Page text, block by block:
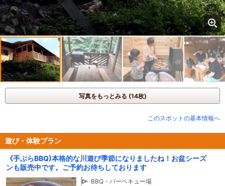
写真をもっとみる (14枚)
このスポットの基本情報へ
遊び・体験プラン
《手ぶらBBQ)本格的な川遊び季節になりましたね！お盆シーズ
ンも販売中です。ご予約お待ちしております
BBQ・バーベキュー場